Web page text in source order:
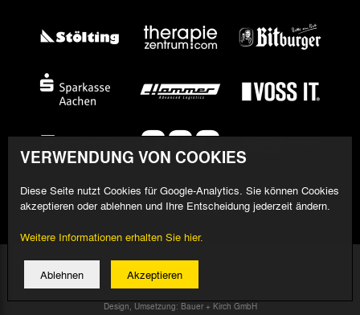
© 2026 Alemannia Aachen - Alle Rechte vorbehalten
Impressum/Datenschutz
Design, Umsetzung: Bauer + Kirch GmbH
VERWENDUNG VON COOKIES
Diese Seite nutzt Cookies für Google-Analytics. Sie können Cookies
akzeptieren oder ablehnen und Ihre Entscheidung jederzeit ändern.
Weitere Informationen erhalten Sie hier.
Ablehnen Akzeptieren